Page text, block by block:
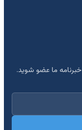
ما عضو شوید.